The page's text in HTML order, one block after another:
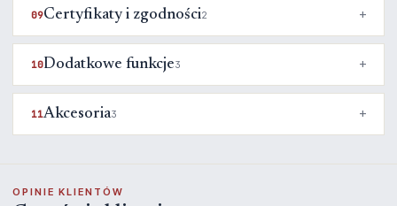
09Certyfikaty i zgodności2
10Dodatkowe funkcje3
11Akcesoria3
OPINIE KLIENTÓW